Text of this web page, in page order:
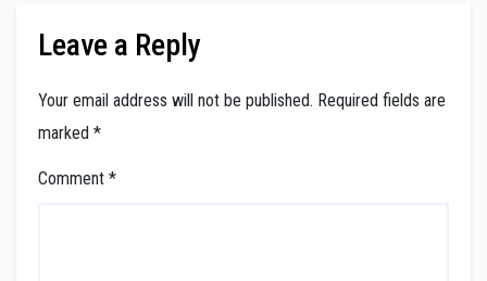
Leave a Reply
Your email address will not be published. Required fields are
marked *
Comment *